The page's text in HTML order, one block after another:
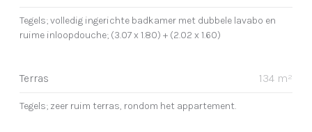
Tegels; volledig ingerichte badkamer met dubbele lavabo en
ruime inloopdouche; (3.07 x 1.80) + (2.02 x 1.60)
Terras 134 m²
Tegels; zeer ruim terras, rondom het appartement.